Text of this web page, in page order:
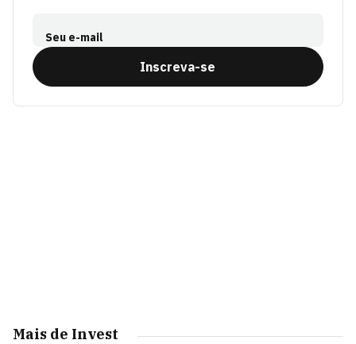
Seu e-mail
Inscreva-se
Mais de Invest